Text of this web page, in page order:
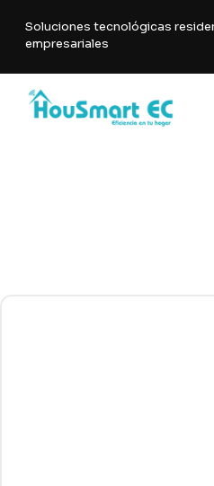
Soluciones tecnológicas
empresariales